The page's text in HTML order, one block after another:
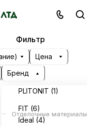
Фильтр
Цена
Бренд
PLITONIT (1)
FIT (6)
Ideal (4)
– Отделочные материалы